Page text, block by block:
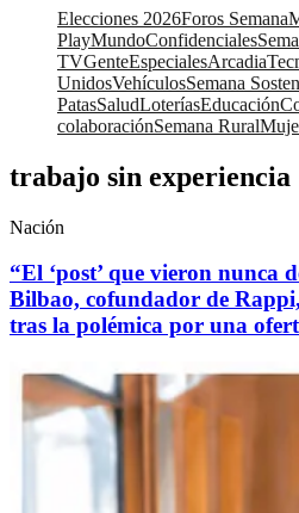
Elecciones 2026Foros Semana
PlayMundoConfidenciales
TVGenteEspecialesArcadia
UnidosVehículosSemana
PatasSaludLoteríasEducación
colaboraciónSemana Rural
trabajo sin experiencia
Nación
“El ‘post’ que vieron nunca
Bilbao, cofundador de
tras la polémica por una